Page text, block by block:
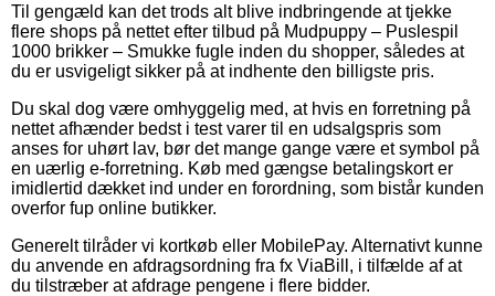
Til gengæld kan det trods alt blive indbringende at tjekke
flere shops på nettet efter tilbud på Mudpuppy – Puslespil
1000 brikker – Smukke fugle inden du shopper, således at
du er usvigeligt sikker på at indhente den billigste pris.
Du skal dog være omhyggelig med, at hvis en forretning på
nettet afhænder bedst i test varer til en udsalgspris som
anses for uhørt lav, bør det mange gange være et symbol på
en uærlig e-forretning. Køb med gængse betalingskort er
imidlertid dækket ind under en forordning, som bistår kunden
overfor fup online butikker.
Generelt tilråder vi kortkøb eller MobilePay. Alternativt kunne
du anvende en afdragsordning fra fx ViaBill, i tilfælde af at
du tilstræber at afdrage pengene i flere bidder.